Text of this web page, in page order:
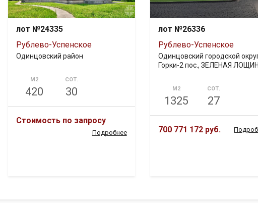
лот №24335
Рублево-Успенское
Одинцовский район
М2
420
СОТ.
30
Стоимость по запросу
Подробнее
лот №26336
Рублево-Успенское
Одинцовский городской
Горки-2 пос., ЗЕЛЕНАЯ
М2
1325
СОТ.
27
700 771 172 руб.